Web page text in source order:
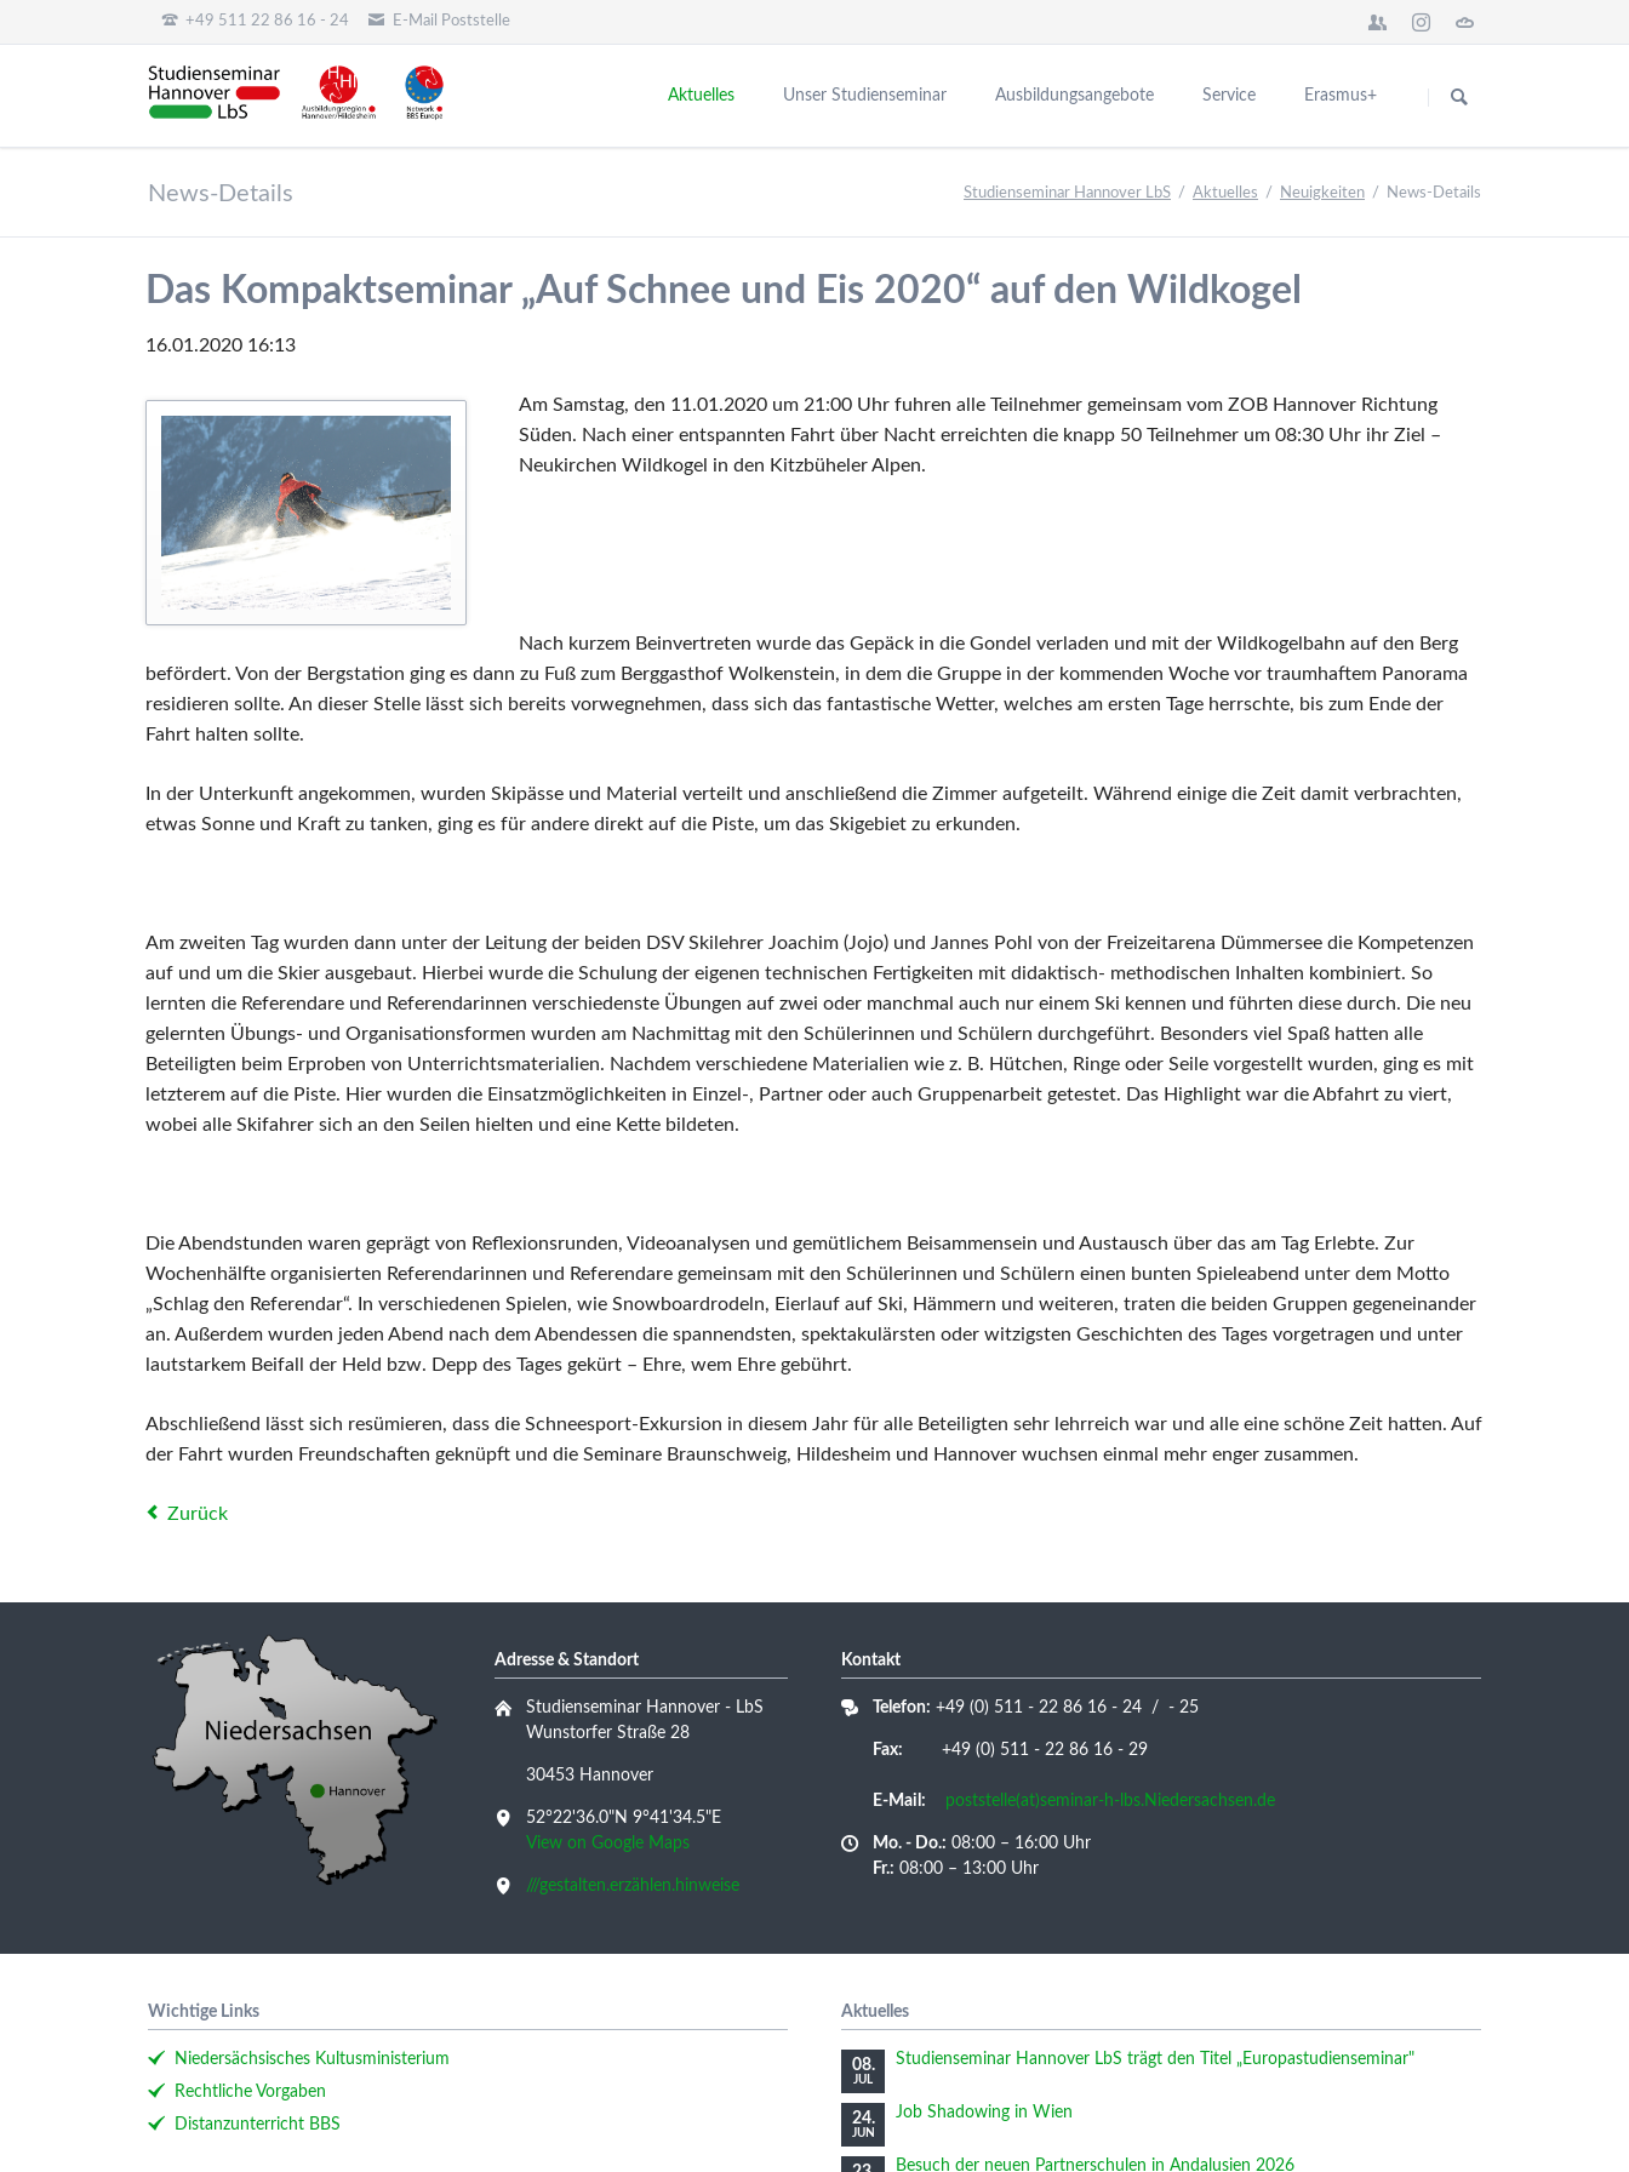
+49 511 22 86 16 - 24 E-Mail Poststelle
überspringen
Aktuelles Unser Studienseminar
Bibliothek
Förderverein
Ausbildungsangebote
Seminarzeiten
Medienbildung
Zusatzqualifikationen
Service
für Ausbildungsschulen
Erasmus+
Network BBS Europe
Abgeschlossene Erasmus+ Projekte
Introduction City and College
News-Details Studienseminar Hannover LbS Aktuelles Neuigkeiten News-Details
Das Kompaktseminar „Auf Schnee und Eis 2020“ auf den Wildkogel
16.01.2020 16:13
Am Samstag, den 11.01.2020 um 21:00 Uhr fuhren alle Teilnehmer gemeinsam vom ZOB Hannover Richtung
Süden. Nach einer entspannten Fahrt über Nacht erreichten die knapp 50 Teilnehmer um 08:30 Uhr ihr Ziel –
Neukirchen Wildkogel in den Kitzbüheler Alpen.
Nach kurzem Beinvertreten wurde das Gepäck in die Gondel verladen und mit der Wildkogelbahn auf den Berg
befördert. Von der Bergstation ging es dann zu Fuß zum Berggasthof Wolkenstein, in dem die Gruppe in der kommenden Woche vor traumhaftem Panorama
residieren sollte. An dieser Stelle lässt sich bereits vorwegnehmen, dass sich das fantastische Wetter, welches am ersten Tage herrschte, bis zum Ende der
Fahrt halten sollte.
In der Unterkunft angekommen, wurden Skipässe und Material verteilt und anschließend die Zimmer aufgeteilt. Während einige die Zeit damit verbrachten,
etwas Sonne und Kraft zu tanken, ging es für andere direkt auf die Piste, um das Skigebiet zu erkunden.
Am zweiten Tag wurden dann unter der Leitung der beiden DSV Skilehrer Joachim (Jojo) und Jannes Pohl von der Freizeitarena Dümmersee die Kompetenzen
auf und um die Skier ausgebaut. Hierbei wurde die Schulung der eigenen technischen Fertigkeiten mit didaktisch- methodischen Inhalten kombiniert. So
lernten die Referendare und Referendarinnen verschiedenste Übungen auf zwei oder manchmal auch nur einem Ski kennen und führten diese durch. Die neu
gelernten Übungs- und Organisationsformen wurden am Nachmittag mit den Schülerinnen und Schülern durchgeführt. Besonders viel Spaß hatten alle
Beteiligten beim Erproben von Unterrichtsmaterialien. Nachdem verschiedene Materialien wie z. B. Hütchen, Ringe oder Seile vorgestellt wurden, ging es mit
letzterem auf die Piste. Hier wurden die Einsatzmöglichkeiten in Einzel-, Partner oder auch Gruppenarbeit getestet. Das Highlight war die Abfahrt zu viert,
wobei alle Skifahrer sich an den Seilen hielten und eine Kette bildeten.
Die Abendstunden waren geprägt von Reflexionsrunden, Videoanalysen und gemütlichem Beisammensein und Austausch über das am Tag Erlebte. Zur
Wochenhälfte organisierten Referendarinnen und Referendare gemeinsam mit den Schülerinnen und Schülern einen bunten Spieleabend unter dem Motto
„Schlag den Referendar“. In verschiedenen Spielen, wie Snowboardrodeln, Eierlauf auf Ski, Hämmern und weiteren, traten die beiden Gruppen gegeneinander
an. Außerdem wurden jeden Abend nach dem Abendessen die spannendsten, spektakulärsten oder witzigsten Geschichten des Tages vorgetragen und unter
lautstarkem Beifall der Held bzw. Depp des Tages gekürt – Ehre, wem Ehre gebührt.
Abschließend lässt sich resümieren, dass die Schneesport-Exkursion in diesem Jahr für alle Beteiligten sehr lehrreich war und alle eine schöne Zeit hatten. Auf
der Fahrt wurden Freundschaften geknüpft und die Seminare Braunschweig, Hildesheim und Hannover wuchsen einmal mehr enger zusammen.
Zurück
Adresse & Standort
Studienseminar Hannover - LbS
Wunstorfer Straße 28
30453 Hannover
52°22'36.0"N 9°41'34.5"E
View on Google Maps
///gestalten.erzählen.hinweise
Kontakt
Telefon: +49 (0) 511 - 22 86 16 - 24 / - 25
Fax: +49 (0) 511 - 22 86 16 - 29
E-Mail: poststelle(at)seminar-h-lbs.Niedersachsen.de
Mo. - Do.: 08:00 – 16:00 Uhr
Fr.: 08:00 – 13:00 Uhr
Wichtige Links
Niedersächsisches Kultusministerium
Rechtliche Vorgaben
Distanzunterricht BBS
Aktuelles
08.
JUL
Studienseminar Hannover LbS trägt den Titel „Europastudienseminar"
24.
JUN
Job Shadowing in Wien
Besuch der neuen Partnerschulen in Andalusien 2026